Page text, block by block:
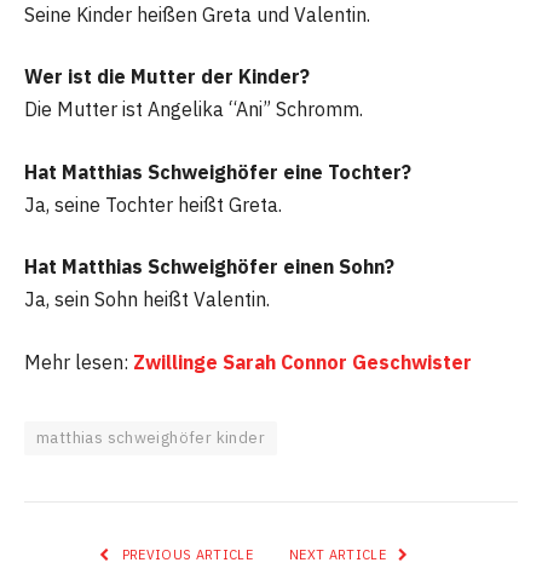
Seine Kinder heißen Greta und Valentin.
Wer ist die Mutter der Kinder?
Die Mutter ist Angelika “Ani” Schromm.
Hat Matthias Schweighöfer eine Tochter?
Ja, seine Tochter heißt Greta.
Hat Matthias Schweighöfer einen Sohn?
Ja, sein Sohn heißt Valentin.
Mehr lesen: Zwillinge Sarah Connor Geschwister
matthias schweighöfer kinder
PREVIOUS ARTICLE NEXT ARTICLE